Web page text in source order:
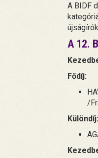
A BIDF
A 12.
Fődíj:
/
Különdíj: